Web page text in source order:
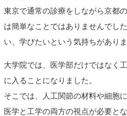
東京で通常の診療をしながら京都
は簡単なことではありませんでし
い、学びたいという気持ちがありま
大学院では、医学部だけではなく
に入ることになりました。
そこでは、人工関節の材料や細胞
医学と工学の両方の視点が必要と